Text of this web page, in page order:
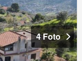
4 Foto